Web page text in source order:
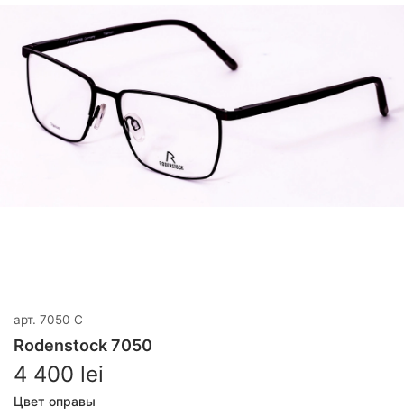
арт. 7050 C
Rodenstock 7050
4 400 lei
Цвет оправы